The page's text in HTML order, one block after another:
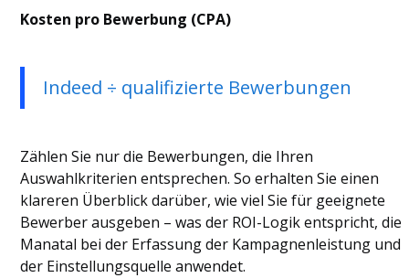
Kosten pro Bewerbung (CPA)
Indeed ÷ qualifizierte Bewerbungen
Zählen Sie nur die Bewerbungen, die Ihren
Auswahlkriterien entsprechen. So erhalten Sie einen
klareren Überblick darüber, wie viel Sie für geeignete
Bewerber ausgeben – was der ROI-Logik entspricht, die
Manatal bei der Erfassung der Kampagnenleistung und
der Einstellungsquelle anwendet.